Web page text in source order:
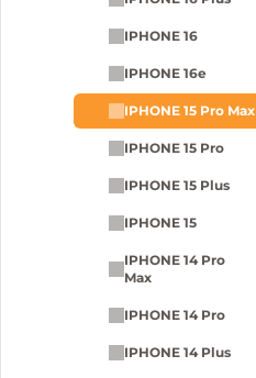
IPHONE 16
IPHONE 16e
IPHONE 15 Pro Max
IPHONE 15 Pro
IPHONE 15 Plus
IPHONE 15
IPHONE 14 Pro
Max
IPHONE 14 Pro
IPHONE 14 Plus